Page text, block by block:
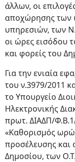
άλλων, οι
αποχώρησης των
υπηρεσιών, των
οι ώρες εισόδου
και φορείς του
Για την ενιαία
του ν.3979/2011
το Υπουργείο
Ηλεκτρονικής
πρωτ. ΔΙΑΔΠ/
«Καθορισμός
προσέλευσης
Δημοσίου, των